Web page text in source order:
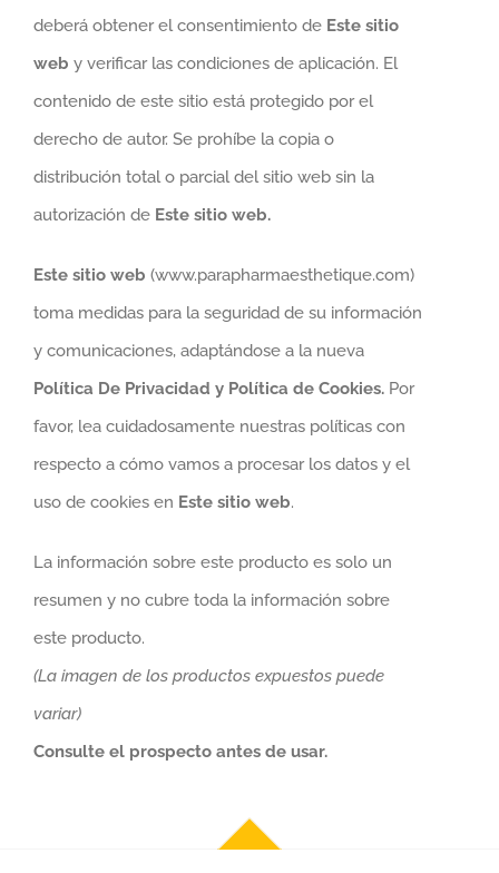
deberá obtener el consentimiento de Este sitio
web y verificar las condiciones de aplicación. El
contenido de este sitio está protegido por el
derecho de autor. Se prohíbe la copia o
distribución total o parcial del sitio web sin la
autorización de Este sitio web.
Este sitio web (www.parapharmaesthetique.com)
toma medidas para la seguridad de su información
y comunicaciones, adaptándose a la nueva
Política De Privacidad y Política de Cookies. Por
favor, lea cuidadosamente nuestras políticas con
respecto a cómo vamos a procesar los datos y el
uso de cookies en Este sitio web.
La información sobre este producto es solo un
resumen y no cubre toda la información sobre
este producto.
(La imagen de los productos expuestos puede
variar)
Consulte el prospecto antes de usar.